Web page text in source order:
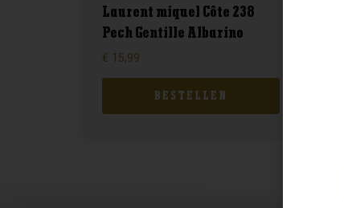
Laurent miquel Côte 238
Pech Gentille Albarino
€ 15,99
BESTELLEN